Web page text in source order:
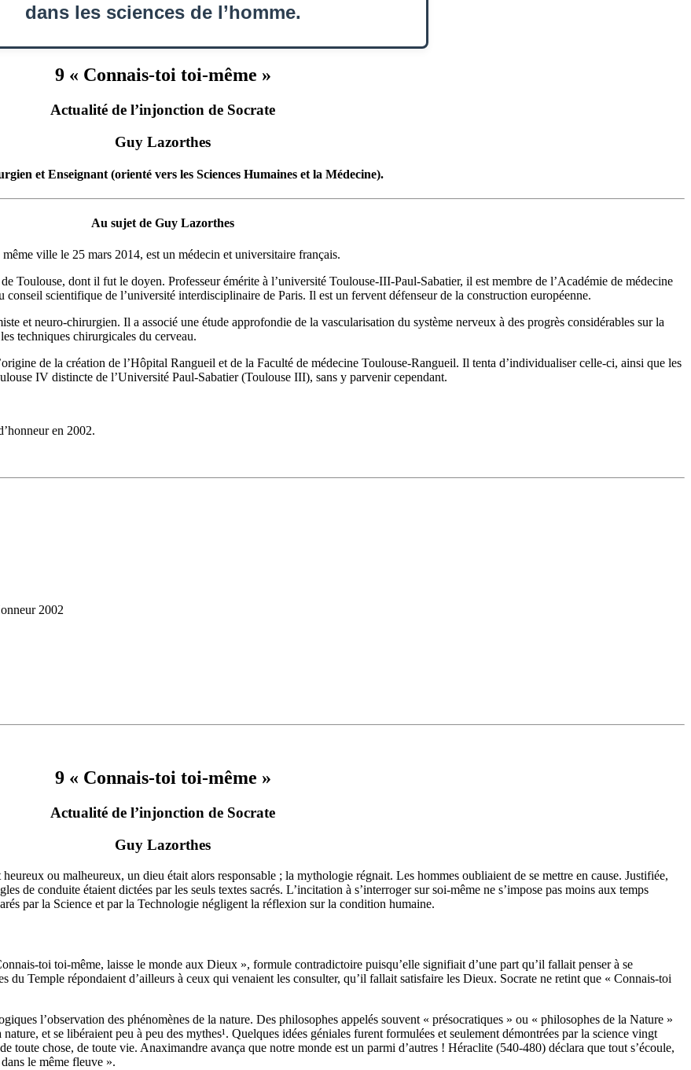
dans les sciences de l’homme.
9 « Connais-toi toi-même »
Actualité de l’injonction de Socrate
Guy Lazorthes
et Enseignant (orienté vers les Sciences Humaines et la Médecine).
Au sujet de Guy Lazorthes
ville le 25 mars 2014, est un médecin et universitaire français.
Toulouse, dont il fut le doyen. Professeur émérite à l’université Toulouse-III-Paul-Sabatier, il est membre de l’Académie de médecine
scientifique de l’université interdisciplinaire de Paris. Il est un fervent défenseur de la construction européenne.
et neuro-chirurgien. Il a associé une étude approfondie de la vascularisation du système nerveux à des progrès considérables sur la
techniques chirurgicales du cerveau.
de la création de l’Hôpital Rangueil et de la Faculté de médecine Toulouse-Rangueil. Il tenta d’individualiser celle-ci, ainsi que les
IV distincte de l’Université Paul-Sabatier (Toulouse III), sans y parvenir cependant.
en 2002.
2002
9 « Connais-toi toi-même »
Actualité de l’injonction de Socrate
Guy Lazorthes
ou malheureux, un dieu était alors responsable ; la mythologie régnait. Les hommes oubliaient de se mettre en cause. Justifiée,
de conduite étaient dictées par les seuls textes sacrés. L’incitation à s’interroger sur soi-même ne s’impose pas moins aux temps
par la Science et par la Technologie négligent la réflexion sur la condition humaine.
toi toi-même, laisse le monde aux Dieux », formule contradictoire puisqu’elle signifiait d’une part qu’il fallait penser à se
du Temple répondaient d’ailleurs à ceux qui venaient les consulter, qu’il fallait satisfaire les Dieux. Socrate ne retint que « Connais-toi
l’observation des phénomènes de la nature. Des philosophes appelés souvent « présocratiques » ou « philosophes de la Nature »
et se libéraient peu à peu des mythes¹. Quelques idées géniales furent formulées et seulement démontrées par la science vingt
toute chose, de toute vie. Anaximandre avança que notre monde est un parmi d’autres ! Héraclite (540-480) déclara que tout s’écoule,
le même fleuve ».